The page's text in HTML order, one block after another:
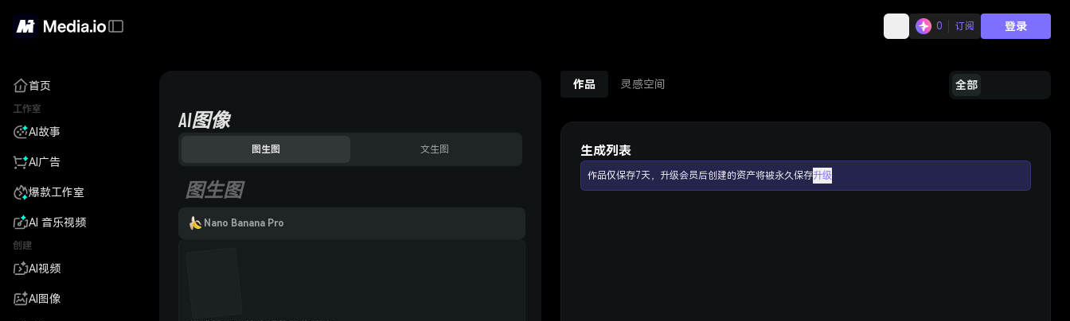
0 订阅 登录
首页
工作室
AI故事
AI广告
爆款工作室
AI 音乐视频
创建
AI视频
AI图像
AI图像
图生图 文生图
图生图
Nano Banana Pro
作品 灵感空间 全部
生成列表
作品仅保存7天，升级会员后创建的资产将被永久保存升级